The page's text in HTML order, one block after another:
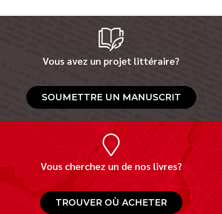
Vous avez un projet littéraire?
SOUMETTRE UN MANUSCRIT
Vous cherchez un de nos livres?
TROUVER OÙ ACHETER